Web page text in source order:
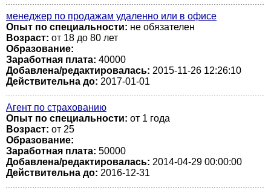
менеджер по продажам удаленно или в офисе
Опыт по специальности: не обязателен
Возраст: от 18 до 80 лет
Образование:
Заработная плата: 40000
Добавлена/редактировалась: 2015-11-26 12:26:10
Действительна до: 2017-01-01
Агент по страхованию
Опыт по специальности: от 1 года
Возраст: от 25
Образование:
Заработная плата: 50000
Добавлена/редактировалась: 2014-04-29 00:00:00
Действительна до: 2016-12-31